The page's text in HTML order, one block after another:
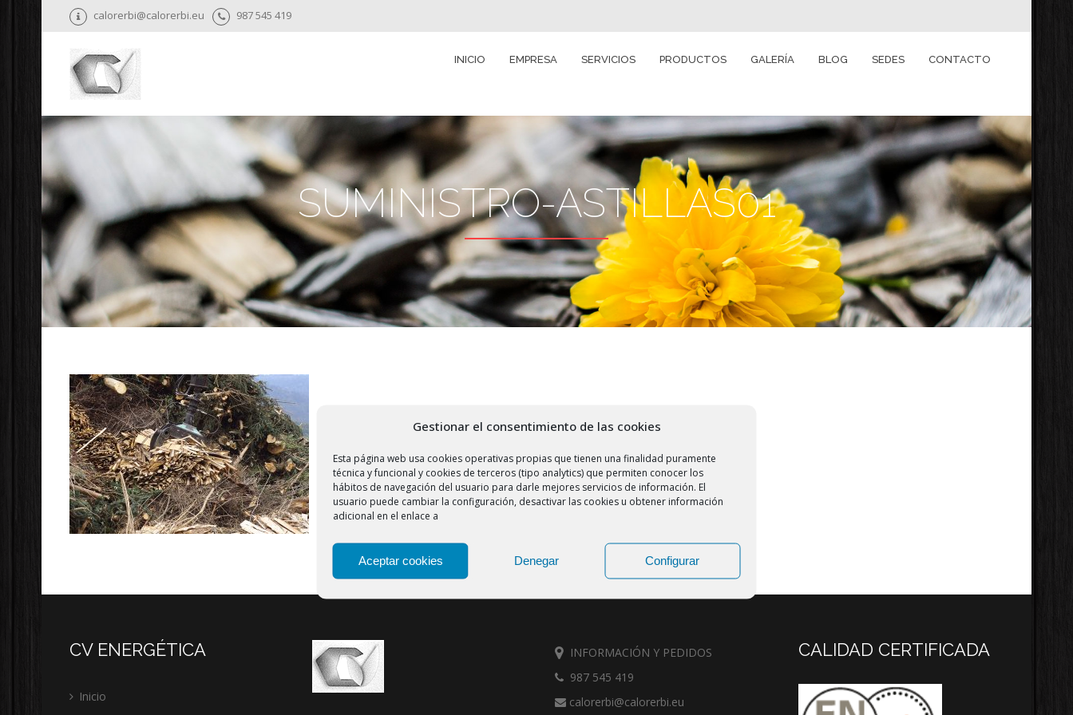
Gestionar el consentimiento de las cookies
Esta página web usa cookies operativas propias que tienen una finalidad puramente
técnica y funcional y cookies de terceros (tipo analytics) que permiten conocer los
hábitos de navegación del usuario para darle mejores servicios de información. El
usuario puede cambiar la configuración, desactivar las cookies u obtener información
adicional en el enlace a
Aceptar cookies Denegar Configurar
calorerbi@calorerbi.eu 987 545 419
INICIO EMPRESA SERVICIOS PRODUCTOS GALERÍA BLOG SEDES CONTACTO
SUMINISTRO-ASTILLAS01
CV ENERGÉTICA
Inicio
INFORMACIÓN Y PEDIDOS
987 545 419
calorerbi@calorerbi.eu
CALIDAD CERTIFICADA